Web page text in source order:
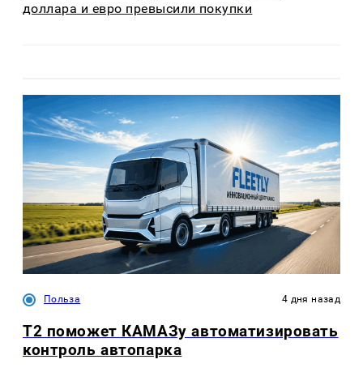
доллара и евро превысили покупки
Польза 4 дня назад
T2 поможет КАМАЗу автоматизировать
контроль автопарка